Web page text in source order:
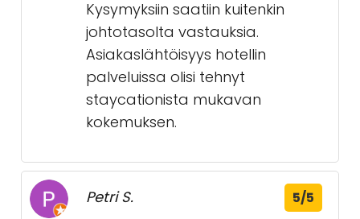
Kysymyksiin saatiin kuitenkin
johtotasolta vastauksia.
Asiakaslähtöisyys hotellin
palveluissa olisi tehnyt
staycationista mukavan
kokemuksen.
Petri S. 5/5